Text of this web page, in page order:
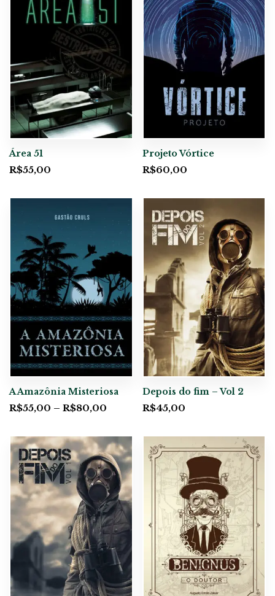
Área 51
R$55,00
Projeto Vórtice
R$60,00
A Amazônia Misteriosa
R$55,00 – R$80,00
Depois do fim – Vol 2
R$45,00